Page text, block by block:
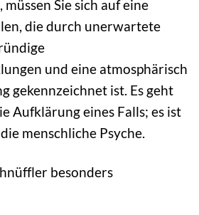
Sie sich auf eine
die durch unerwartete
und eine atmosphärisch
gekennzeichnet ist. Es geht
Aufklärung eines Falls; es ist
menschliche Psyche.
besonders